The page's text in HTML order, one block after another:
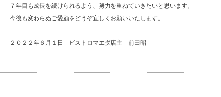
７年目も成長を続けられるよう、努力を重ねていきたいと思います。
今後も変わらぬご愛顧をどうぞ宜しくお願いいたします。
２０２２年６月１日 ビストロマエダ店主 前田昭